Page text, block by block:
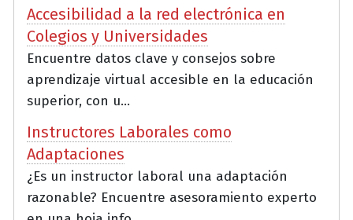
Accesibilidad a la red electrónica en
Colegios y Universidades
Encuentre datos clave y consejos sobre
aprendizaje virtual accesible en la educación
superior, con u...
Instructores Laborales como
Adaptaciones
¿Es un instructor laboral una adaptación
razonable? Encuentre asesoramiento experto